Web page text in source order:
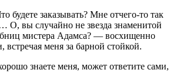
будете заказывать? Мне отчего-то так
О, вы случайно не звезда знаменитой
мистера Адамса? — восхищенно
меня за барной стойкой.
знаете меня, может ответите сами,